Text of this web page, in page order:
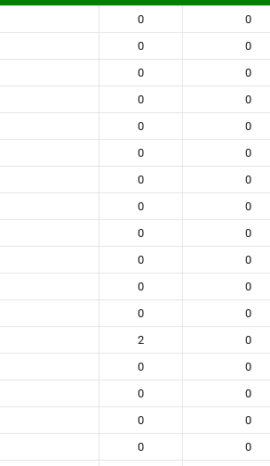
0 0
0 0
0 0
0 0
0 0
0 0
0 0
0 0
0 0
0 0
0 0
0 0
2 0
0 0
0 0
0 0
0 0